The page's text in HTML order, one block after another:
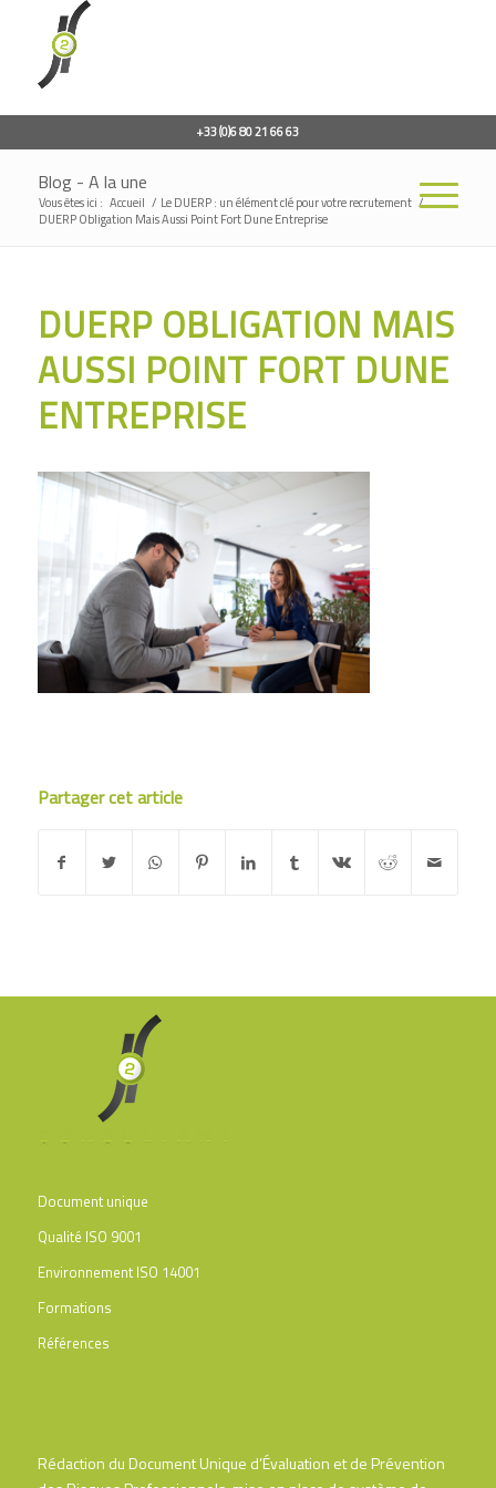
+33 (0)6 80 21 66 63
Blog - A la une
Vous êtes ici : Accueil / Le DUERP : un élément clé pour votre recrutement /
DUERP Obligation Mais Aussi Point Fort Dune Entreprise
DUERP OBLIGATION MAIS
AUSSI POINT FORT DUNE
ENTREPRISE
Partager cet article
Document unique
Qualité ISO 9001
Environnement ISO 14001
Formations
Références
Rédaction du Document Unique d’Évaluation et de Prévention